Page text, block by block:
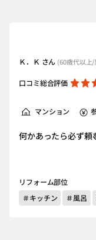
Ｋ．Ｋ さん (60歳代以上/
口コミ総合評価
マンション
何かあったら必ず頼
リフォーム部位
＃キッチン
＃風呂